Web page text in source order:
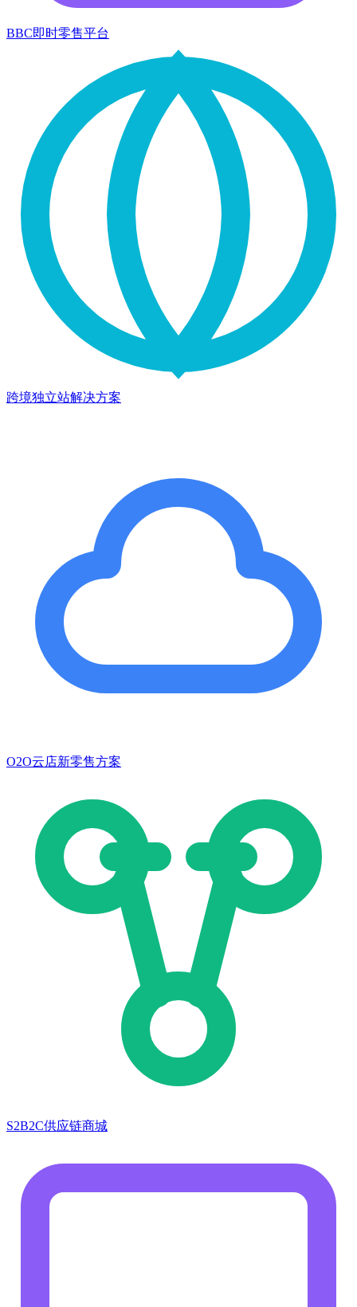
BBC即时零售平台
跨境独立站解决方案
O2O云店新零售方案
S2B2C供应链商城